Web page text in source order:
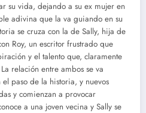
su vida, dejando a su ex mujer en
adivina que la va guiando en su
se cruza con la de Sally, hija de
Roy, un escritor frustrado que
y el talento que, claramente
relación entre ambos se va
paso de la historia, y nuevos
y comienzan a provocar
a una joven vecina y Sally se